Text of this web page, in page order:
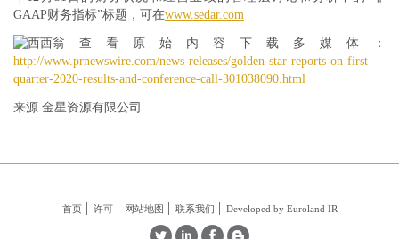
GAAP财务指标”标题，可在www.sedar.com
查看原始内容下载多媒体：
http://www.prnewswire.com/news-releases/golden-star-reports-on-first-
quarter-2020-results-and-conference-call-301038090.html
来源 金星资源有限公司
首页 许可 网站地图 联系我们 Developed by Euroland IR